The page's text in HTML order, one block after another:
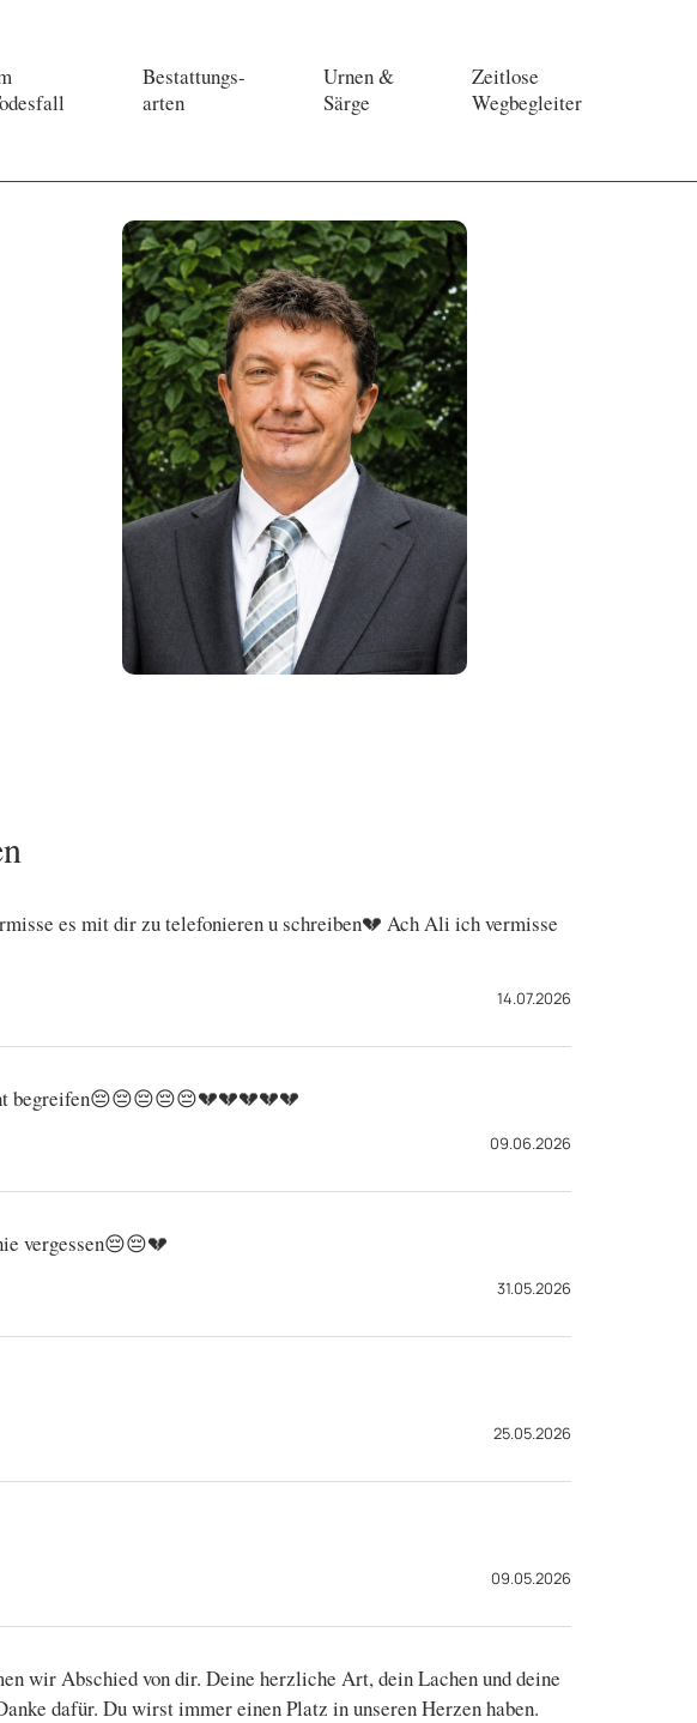
Bestattungs-
arten
Urnen &
Särge
Zeitlose
Wegbegleiter
es mit dir zu telefonieren u schreiben💔 Ach Ali ich vermisse
14.07.2026
begreifen😔😔😔😔😔💔💔💔💔💔
09.06.2026
vergessen😔😔💔
31.05.2026
25.05.2026
09.05.2026
wir Abschied von dir. Deine herzliche Art, dein Lachen und deine
dafür. Du wirst immer einen Platz in unseren Herzen haben.